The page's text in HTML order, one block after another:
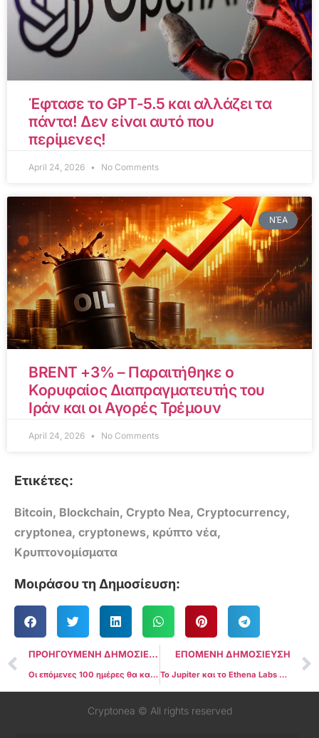
Έφτασε το GPT-5.5 και αλλάζει τα
πάντα! Δεν είναι αυτό που
περίμενες!
April 24, 2026 No Comments
ΝΈΑ
BRENT +3% – Παραιτήθηκε ο
Κορυφαίος Διαπραγματευτής του
Ιράν και οι Αγορές Τρέμουν
April 24, 2026 No Comments
Ετικέτες:
Bitcoin, Blockchain, Crypto Nea, Cryptocurrency,
cryptonea, cryptonews, κρύπτο νέα,
Κρυπτονομίσματα
Μοιράσου τη Δημοσίευση:
ΠΡΟΗΓΟΥΜΕΝΗ ΔΗΜΟΣΙΕΥΣΗ
Οι επόμενες 100 ημέρες θα καθορίσουν το μέλλον του bull run του Bitcoin
ΕΠΟΜΕΝΗ ΔΗΜΟΣΙΕΥΣΗ
Το Jupiter και το Ethena Labs παρουσιάζουν νέο stablecoin βασισμένο στο Solana, το JupUSD
Cryptonea © All rights reserved